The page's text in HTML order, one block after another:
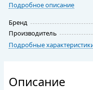
Подробное описание
Бренд
Производитель
Подробные
Описание